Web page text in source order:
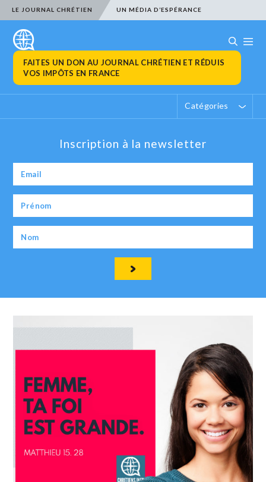
LE JOURNAL CHRÉTIEN UN MÉDIA D’ESPÉRANCE
FAITES UN DON AU JOURNAL CHRÉTIEN ET RÉDUIS
VOS IMPÔTS EN FRANCE
Catégories
Inscription à la newsletter